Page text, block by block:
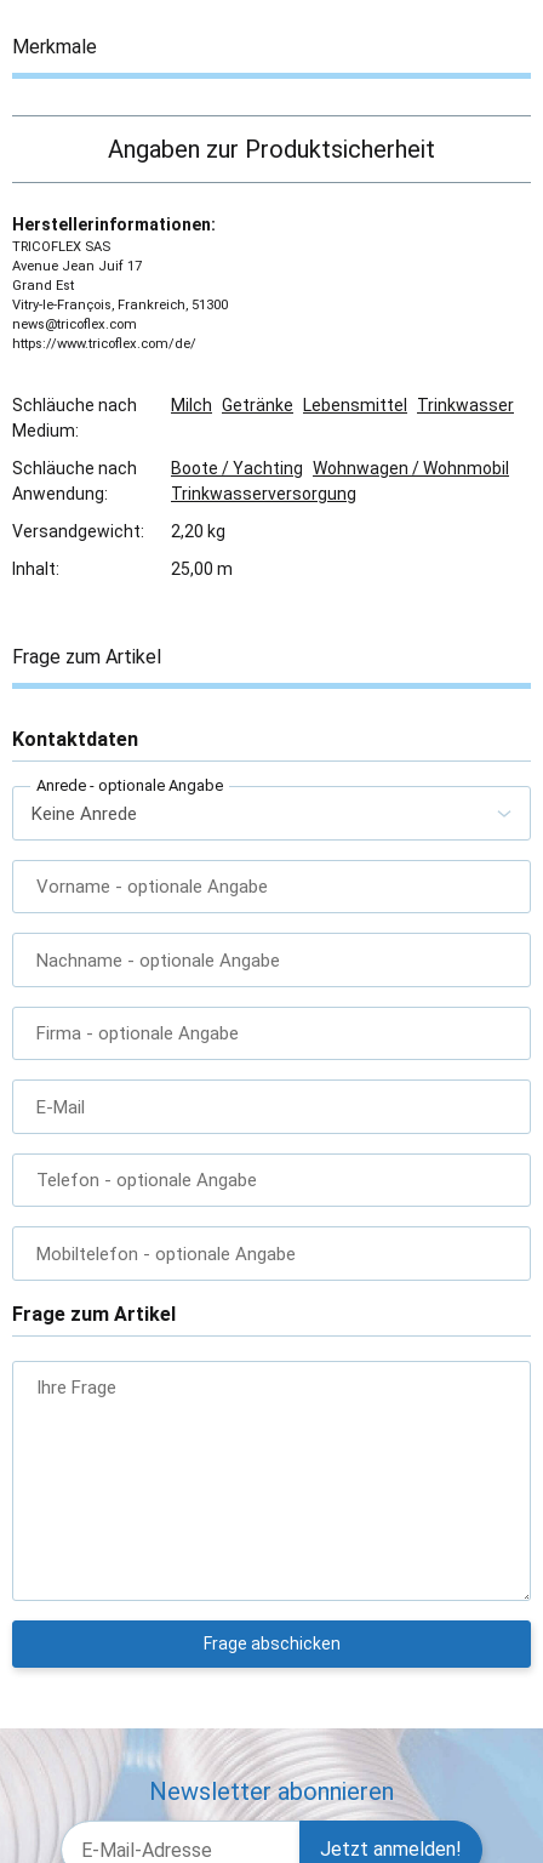
Merkmale
Angaben zur Produktsicherheit
Herstellerinformationen:
TRICOFLEX SAS
Avenue Jean Juif 17
Grand Est
Vitry-le-François, Frankreich, 51300
news@tricoflex.com
https://www.tricoflex.com/de/
Schläuche nach
Medium:
Milch Getränke Lebensmittel Trinkwasser
Schläuche nach
Anwendung:
Boote / Yachting Wohnwagen / Wohnmobil
Trinkwasserversorgung
Versandgewicht:
2,20 kg
Inhalt:
25,00 m
Frage zum Artikel
Kontaktdaten
Anrede - optionale Angabe
Vorname - optionale Angabe
Nachname - optionale Angabe
Firma - optionale Angabe
E-Mail
Telefon - optionale Angabe
Mobiltelefon - optionale Angabe
Frage zum Artikel
Ihre Frage
Frage abschicken
Newsletter abonnieren
Jetzt anmelden!